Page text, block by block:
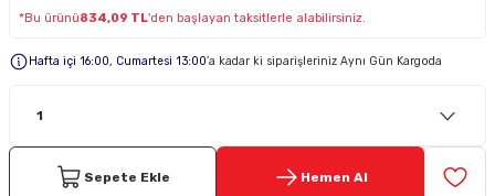
Keypad-Tuş Takımı Ürünler
*Bu ürünü834,09 TL'den başlayan taksitlerle alabilirsiniz.
Hafta içi 16:00, Cumartesi 13:00’a kadar ki siparişleriniz Aynı Gün Kargoda
Sepete Ekle Hemen Al